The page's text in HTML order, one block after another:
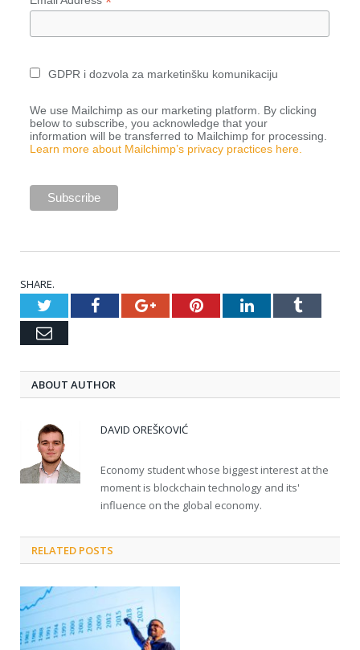
GDPR i dozvola za marketinšku komunikaciju
We use Mailchimp as our marketing platform. By clicking
below to subscribe, you acknowledge that your
information will be transferred to Mailchimp for processing.
Learn more about Mailchimp’s privacy practices here.
SHARE.
TwitterFacebookGoogle+PinterestLinkedInTumblr
Email
ABOUT AUTHOR
DAVID OREŠKOVIĆ
Economy student whose biggest interest at the
moment is blockchain technology and its'
influence on the global economy.
RELATED POSTS